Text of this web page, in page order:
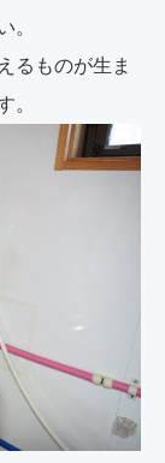
。
るものが生ま
。